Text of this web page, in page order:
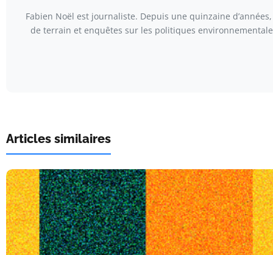
Fabien Noël est journaliste. Depuis une quinzaine
de terrain et enquêtes sur les politiques
Articles similaires